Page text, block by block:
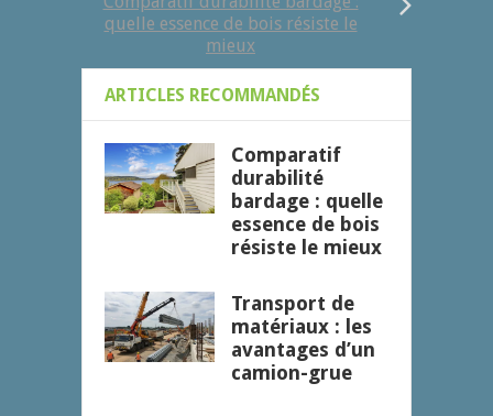
quelle essence de bois résiste le
mieux
ARTICLES RECOMMANDÉS
Comparatif
durabilité
bardage : quelle
essence de bois
résiste le mieux
Transport de
matériaux : les
avantages d’un
camion-grue